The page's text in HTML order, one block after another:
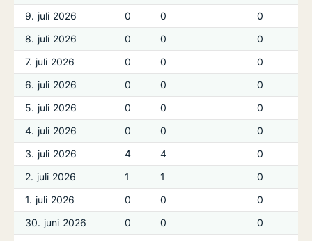
9. juli 2026
0 0
0
8. juli 2026
0 0
0
7. juli 2026
0 0
0
6. juli 2026
0 0
0
5. juli 2026
0 0
0
4. juli 2026
0 0
0
3. juli 2026
4 4
0
2. juli 2026
1 1
0
1. juli 2026
0 0
0
30. juni 2026
0 0
0